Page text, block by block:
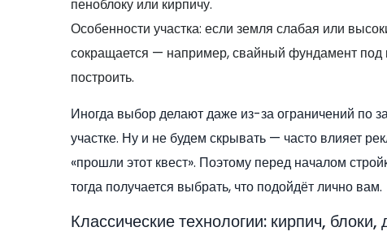
пеноблоку или кирпичу.
Особенности участка: если земля слабая или
сокращается — например, свайный фундамент под
построить.
Иногда выбор делают даже из-за ограничений по
участке. Ну и не будем скрывать — часто влияет
«прошли этот квест». Поэтому перед началом
тогда получается выбрать, что подойдёт лично вам.
Классические технологии: кирпич, блоки,